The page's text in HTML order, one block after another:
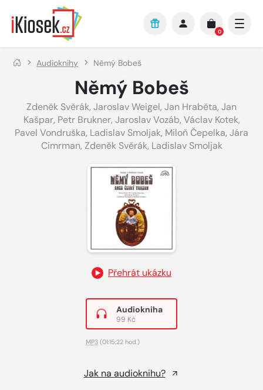
Přejít na hlavní obsah
0
Audioknihy Němý Bobeš
Němý Bobeš
Zdeněk Svěrák, Jaroslav Weigel, Jan Hraběta, Jan
Kašpar, Petr Brukner, Jaroslav Vozáb, Václav Kotek,
Pavel Vondruška, Ladislav Smoljak, Miloň Čepelka, Jára
Cimrman, Zdeněk Svěrák, Ladislav Smoljak
Přehrát ukázku
Audiokniha
99 Kč
MP3 (01:15:22 hod.)
Jak na audioknihu?